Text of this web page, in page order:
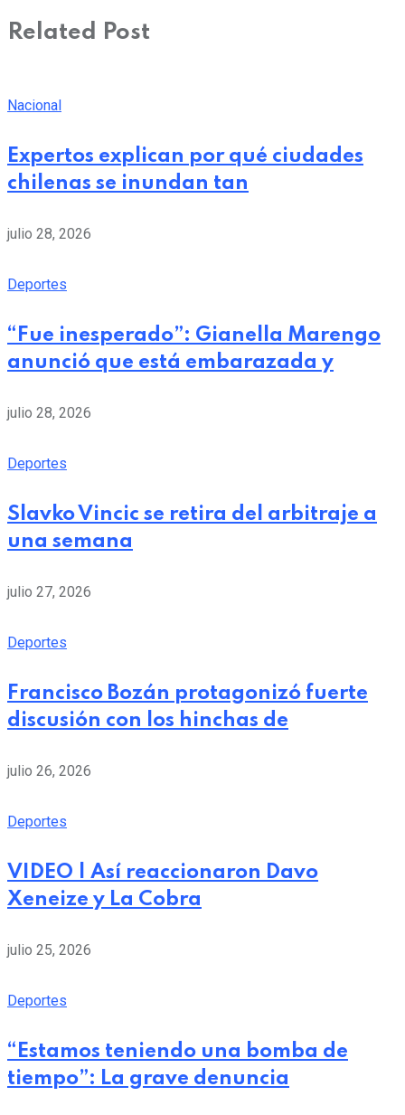
Related Post
Nacional
Expertos explican por qué ciudades
chilenas se inundan tan
julio 28, 2026
Deportes
“Fue inesperado”: Gianella Marengo
anunció que está embarazada y
julio 28, 2026
Deportes
Slavko Vincic se retira del arbitraje a
una semana
julio 27, 2026
Deportes
Francisco Bozán protagonizó fuerte
discusión con los hinchas de
julio 26, 2026
Deportes
VIDEO | Así reaccionaron Davo
Xeneize y La Cobra
julio 25, 2026
Deportes
“Estamos teniendo una bomba de
tiempo”: La grave denuncia